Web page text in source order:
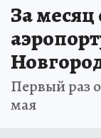
За
Первый раз
мая